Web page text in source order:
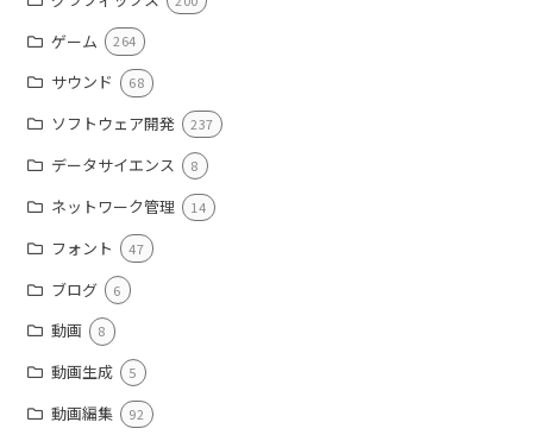
ゲーム 264
サウンド 68
ソフトウェア開発 237
データサイエンス 8
ネットワーク管理 14
フォント 47
ブログ 6
動画 8
動画生成 5
動画編集 92